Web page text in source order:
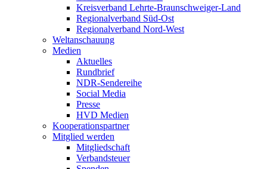
Kreisverband Lehrte-Braunschweiger-Land
Regionalverband Süd-Ost
Regionalverband Nord-West
Weltanschauung
Medien
Aktuelles
Rundbrief
NDR-Sendereihe
Social Media
Presse
HVD Medien
Kooperationspartner
Mitglied werden
Mitgliedschaft
Verbandsteuer